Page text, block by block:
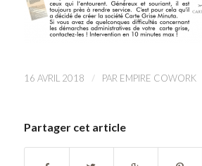
16 AVRIL 2018 / PAR EMPIRE COWORK
Partager cet article